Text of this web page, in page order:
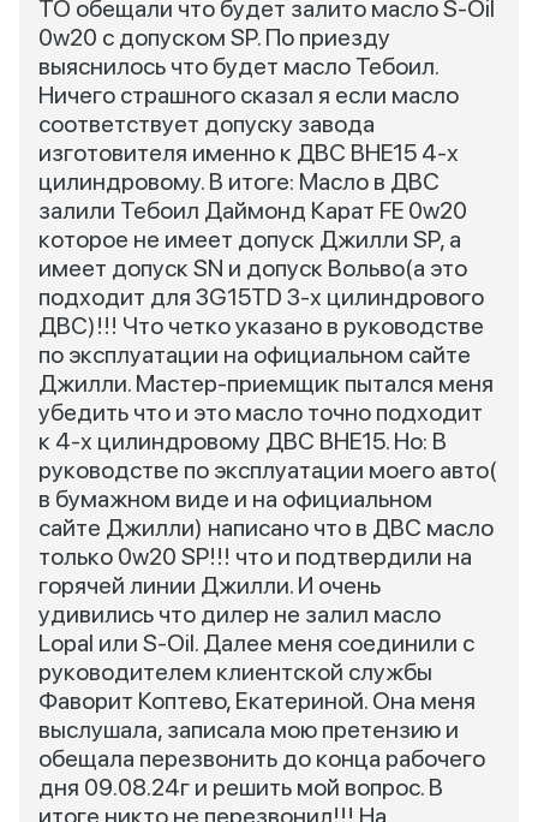
ТО обещали что будет залито масло S-Oil
0w20 с допуском SP. По приезду
выяснилось что будет масло Тебоил.
Ничего страшного сказал я если масло
соответствует допуску завода
изготовителя именно к ДВС BHE15 4-х
цилиндровому. В итоге: Масло в ДВС
залили Тебоил Даймонд Карат FE 0w20
которое не имеет допуск Джилли SP, а
имеет допуск SN и допуск Вольво(а это
подходит для 3G15TD 3-х цилиндрового
ДВС)!!! Что четко указано в руководстве
по эксплуатации на официальном сайте
Джилли. Мастер-приемщик пытался меня
убедить что и это масло точно подходит
к 4-х цилиндровому ДВС BHE15. Но: В
руководстве по эксплуатации моего авто(
в бумажном виде и на официальном
сайте Джилли) написано что в ДВС масло
только 0w20 SP!!! что и подтвердили на
горячей линии Джилли. И очень
удивились что дилер не залил масло
Lopal или S-Oil. Далее меня соединили с
руководителем клиентской службы
Фаворит Коптево, Екатериной. Она меня
выслушала, записала мою претензию и
обещала перезвонить до конца рабочего
дня 09.08.24г и решить мой вопрос. В
итоге никто не перезвонил!!! На